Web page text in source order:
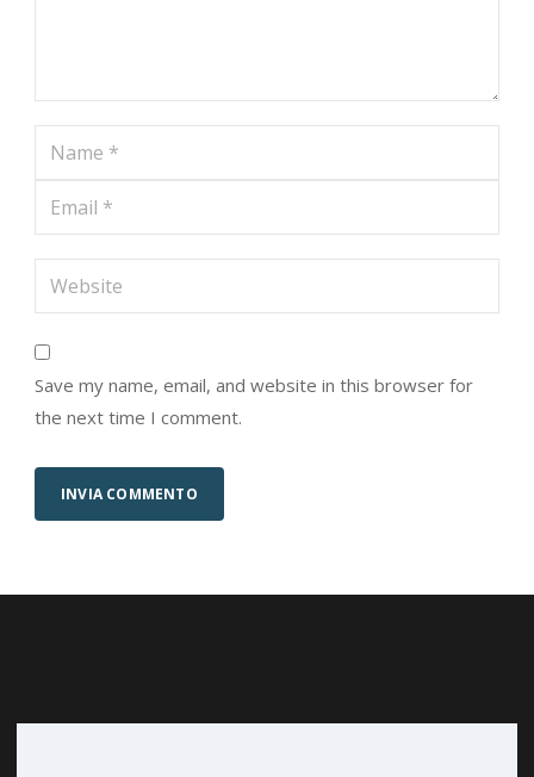
Save my name, email, and website in this browser for
the next time I comment.